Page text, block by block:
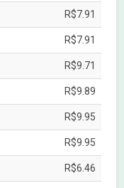
R$7.91
R$7.91
R$9.71
R$9.89
R$9.95
R$9.95
R$6.46